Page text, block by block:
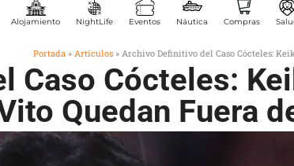
Alojamiento NightLife Eventos Náutica Compras
Portada » Artículos » Archivo Definitivo del Caso Cócteles:
Caso Cócteles:
Quedan Fuera